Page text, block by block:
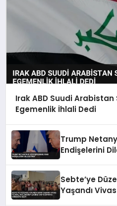
Irak ABD Suudi Arabistan
Egemenlik İhlali Dedi
Trump
Endişelerini
Sebte’ye
Yaşandı